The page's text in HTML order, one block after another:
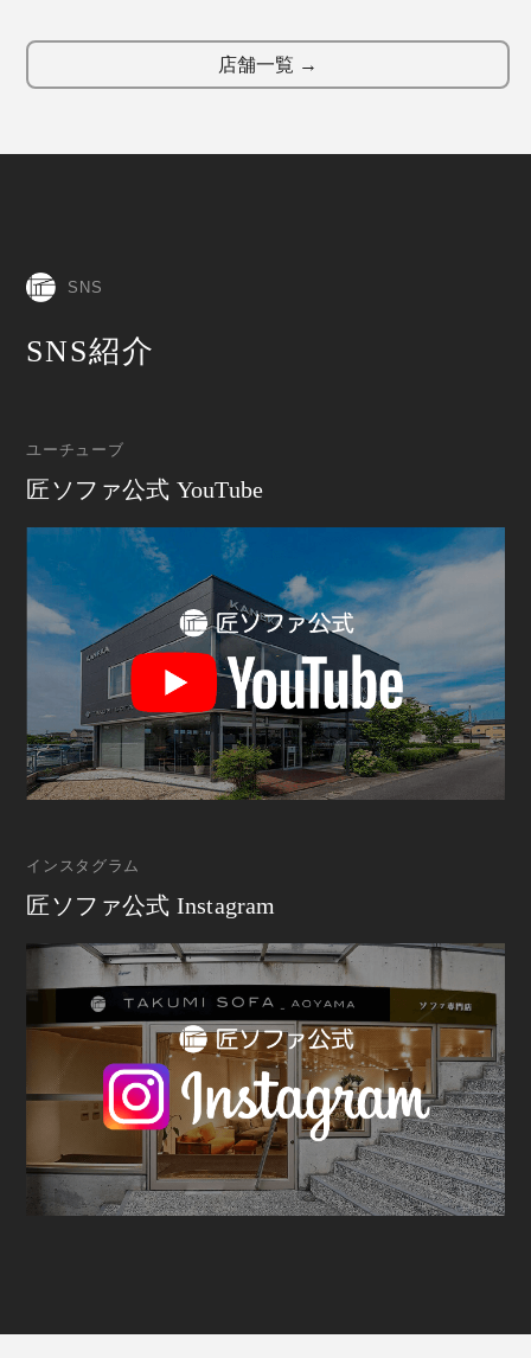
店舗一覧 →
SNS
SNS紹介
ユーチューブ
匠ソファ公式 YouTube
インスタグラム
匠ソファ公式 Instagram